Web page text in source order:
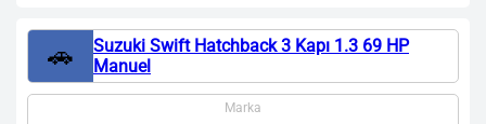
🚗
Suzuki Swift Hatchback 3 Kapı 1.3 69 HP
Manuel
Marka